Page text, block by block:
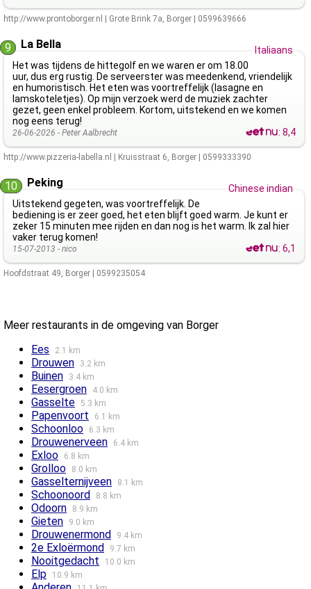
http://www.prontoborger.nl Grote Brink 7a, Borger 0599639666
9 La Bella
Italiaans
Het was tijdens de hittegolf en we waren er om 18.00
uur, dus erg rustig. De serveerster was meedenkend, vriendelijk
en humoristisch. Het eten was voortreffelijk (lasagne en
lamskoteletjes). Op mijn verzoek werd de muziek zachter
gezet, geen enkel probleem. Kortom, uitstekend en we komen
nog eens terug!
26-06-2026 - Peter Aalbrecht :8,4
http://www.pizzeria-labella.nl Kruisstraat 6, Borger 0599333390
10 Peking
Chinese indian
Uitstekend gegeten, was voortreffelijk. De
bediening is er zeer goed, het eten blijft goed warm. Je kunt er
zeker 15 minuten mee rijden en dan nog is het warm. Ik zal hier
vaker terug komen!
15-07-2013 - nico :6,1
Hoofdstraat 49, Borger 0599235054
Meer restaurants in de omgeving van Borger
Ees
2.1 km
Drouwen 3.2 km
Buinen 3.4 km
Eesergroen 4.0 km
Gasselte 5.3 km
Papenvoort 6.1 km
Schoonloo 6.3 km
Drouwenerveen 6.4 km
Exloo 6.8 km
Grolloo 8.0 km
Gasselternijveen 8.1 km
Schoonoord 8.8 km
Odoorn 8.9 km
Gieten 9.0 km
Drouwenermond 9.4 km
2e Exloërmond 9.7 km
Nooitgedacht 10.0 km
Elp 10.9 km